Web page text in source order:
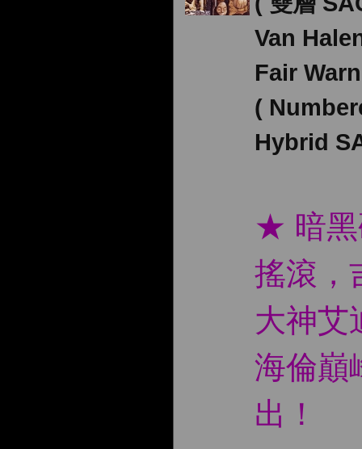
Van
Fair
(
Hybrid
★ 暗黑
搖滾，
大神艾
海倫巔
出！